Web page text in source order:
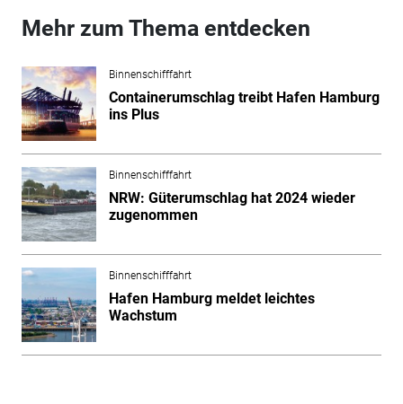
Mehr zum Thema entdecken
Binnenschifffahrt
Containerumschlag treibt Hafen Hamburg
ins Plus
Binnenschifffahrt
NRW: Güterumschlag hat 2024 wieder
zugenommen
Binnenschifffahrt
Hafen Hamburg meldet leichtes
Wachstum